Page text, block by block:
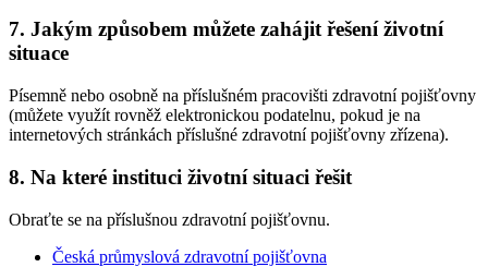
7. Jakým způsobem můžete zahájit řešení životní
situace
Písemně nebo osobně na příslušném pracovišti zdravotní pojišťovny
(můžete využít rovněž elektronickou podatelnu, pokud je na
internetových stránkách příslušné zdravotní pojišťovny zřízena).
8. Na které instituci životní situaci řešit
Obraťte se na příslušnou zdravotní pojišťovnu.
Česká průmyslová zdravotní pojišťovna